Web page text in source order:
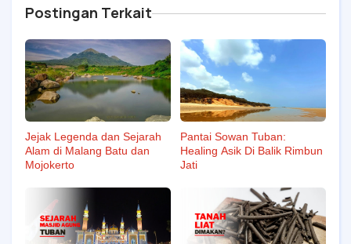
Postingan Terkait
Jejak Legenda dan Sejarah
Alam di Malang Batu dan
Mojokerto
Pantai Sowan Tuban:
Healing Asik Di Balik Rimbun
Jati